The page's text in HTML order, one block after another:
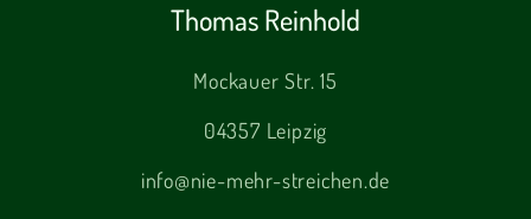
Thomas Reinhold
Mockauer Str. 15
04357 Leipzig
info@nie-mehr-streichen.de